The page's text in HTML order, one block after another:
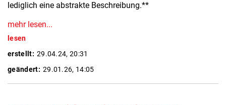
lediglich eine abstrakte Beschreibung.**
mehr lesen...
lesen
erstellt: 29.04.24, 20:31
geändert: 29.01.26, 14:05